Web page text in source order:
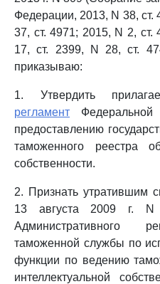
Федерации, 2013, N 38, ст.
37, ст. 4971; 2015, N 2, ст.
17, ст. 2399, N 28, ст.
приказываю:
1. Утвердить
регламент
предоставлению
таможенного реестра
собственности.
2. Признать утратившим
13 августа 2009 г. N
Административного
таможенной службы по
функции по ведению
интеллектуальной